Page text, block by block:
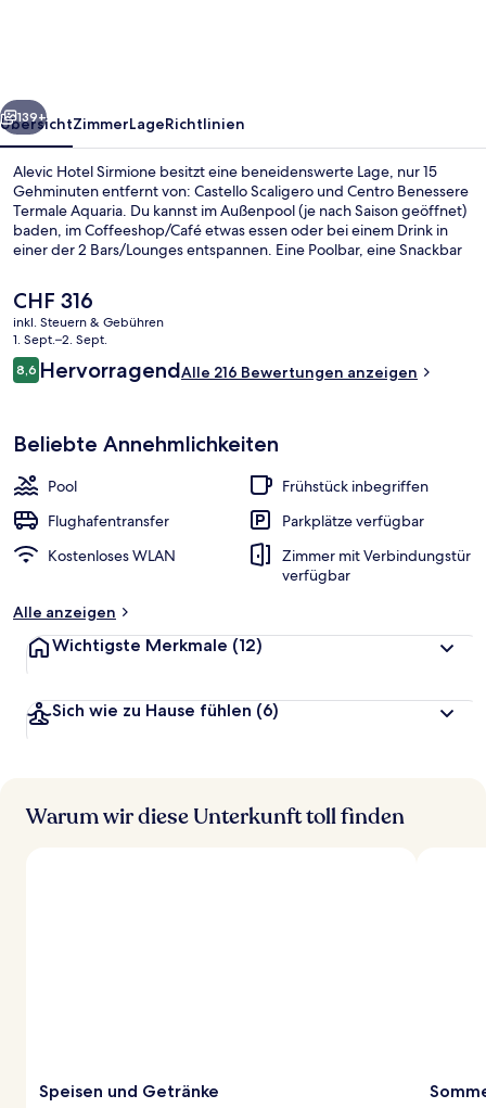
Weiter
139+
ÜbersichtZimmerLageRichtlinien
Alevic Hotel Sirmione besitzt eine beneidenswerte Lage, nur 15
Gehminuten entfernt von: Castello Scaligero und Centro Benessere
Termale Aquaria. Du kannst im Außenpool (je nach Saison geöffnet)
baden, im Coffeeshop/Café etwas essen oder bei einem Drink in
einer der 2 Bars/Lounges entspannen. Eine Poolbar, eine Snackbar
hilfsbereite Personal und die Lage.
Der
aktuelle
Preis
beträgt
CHF 316.
CHF 316
inkl. Steuern & Gebühren
1. Sept.–2. Sept.
Bewertungen
8,68,6 von 10.
HervorragendAlle 216 Bewertungen anzeigen
Beliebte Annehmlichkeiten
Pool
Frühstück inbegriffen
Flughafentransfer
Parkplätze verfügbar
Kostenloses WLAN
Zimmer mit Verbindungstür
verfügbar
Alle anzeigen
Wichtigste Merkmale (12)
Sich wie zu Hause fühlen (6)
Warum wir diese Unterkunft toll finden
Speisen und Getränke